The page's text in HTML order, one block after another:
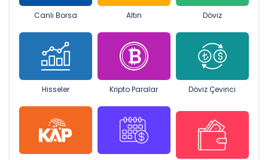
Canlı Borsa Altın Döviz
Hisseler Kripto Paralar Döviz Çevirici